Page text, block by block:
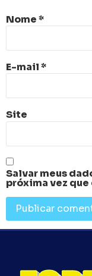
Nome*
E-mail*
Site
Salvar meus
próxima vez